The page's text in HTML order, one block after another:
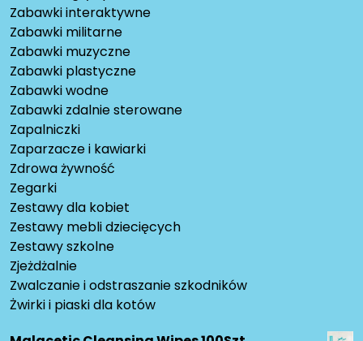
Zabawki interaktywne
Zabawki militarne
Zabawki muzyczne
Zabawki plastyczne
Zabawki wodne
Zabawki zdalnie sterowane
Zapalniczki
Zaparzacze i kawiarki
Zdrowa żywność
Zegarki
Zestawy dla kobiet
Zestawy mebli dziecięcych
Zestawy szkolne
Zjeżdżalnie
Zwalczanie i odstraszanie szkodników
Żwirki i piaski dla kotów